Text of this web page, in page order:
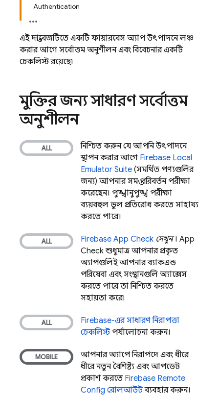
Authentication
এই দস্তাবেজটিতে একটি ফায়ারবেস অ্যাপ উৎপাদনে লঞ্চ
করার আগে সর্বোত্তম অনুশীলন এবং বিবেচনার একটি
চেকলিস্ট রয়েছে৷
মুক্তির জন্য সাধারণ সর্বোত্তম
অনুশীলন
নিশ্চিত করুন যে আপনি উৎপাদনে
স্থাপন করার আগে Firebase Local
Emulator Suite (সমর্থিত পণ্যগুলির
জন্য) আপনার সমস্ত পরিবর্তন পরীক্ষা
করেছেন। পুঙ্খানুপুঙ্খ পরীক্ষা
ব্যয়বহুল ভুল প্রতিরোধ করতে সাহায্য
করতে পারে।
Firebase App Check দেখুন। App
Check শুধুমাত্র আপনার প্রকৃত
অ্যাপগুলিই আপনার ব্যাকএন্ড
পরিষেবা এবং সংস্থানগুলি অ্যাক্সেস
করতে পারে তা নিশ্চিত করতে
সহায়তা করে৷
Firebase-এর সাধারণ নিরাপত্তা
চেকলিস্টপর্যালোচনা করুন।
আপনার অ্যাপে নিরাপদে এবং ধীরে
ধীরে নতুন বৈশিষ্ট্য এবং আপডেট
প্রকাশ করতে Firebase Remote
Config রোলআউটব্যবহার করুন।